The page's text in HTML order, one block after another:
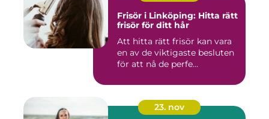
Frisör i Linköping: Hitta rätt
frisör för ditt hår
Att hitta rätt frisör kan vara
en av de viktigaste besluten
för att nå de perfe...
23. nov